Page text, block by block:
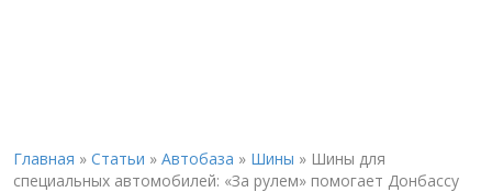
Главная » Статьи » Автобаза » Шины » Шины для
специальных автомобилей: «За рулем» помогает Донбассу